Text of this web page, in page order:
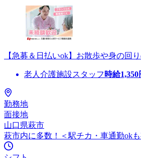
【急募＆日払いok】お散歩や身の回
老人介護施設スタッフ 時給1,350
勤務地
面接地
山口県萩市
萩市内に多数！＜駅チカ・車通勤okも